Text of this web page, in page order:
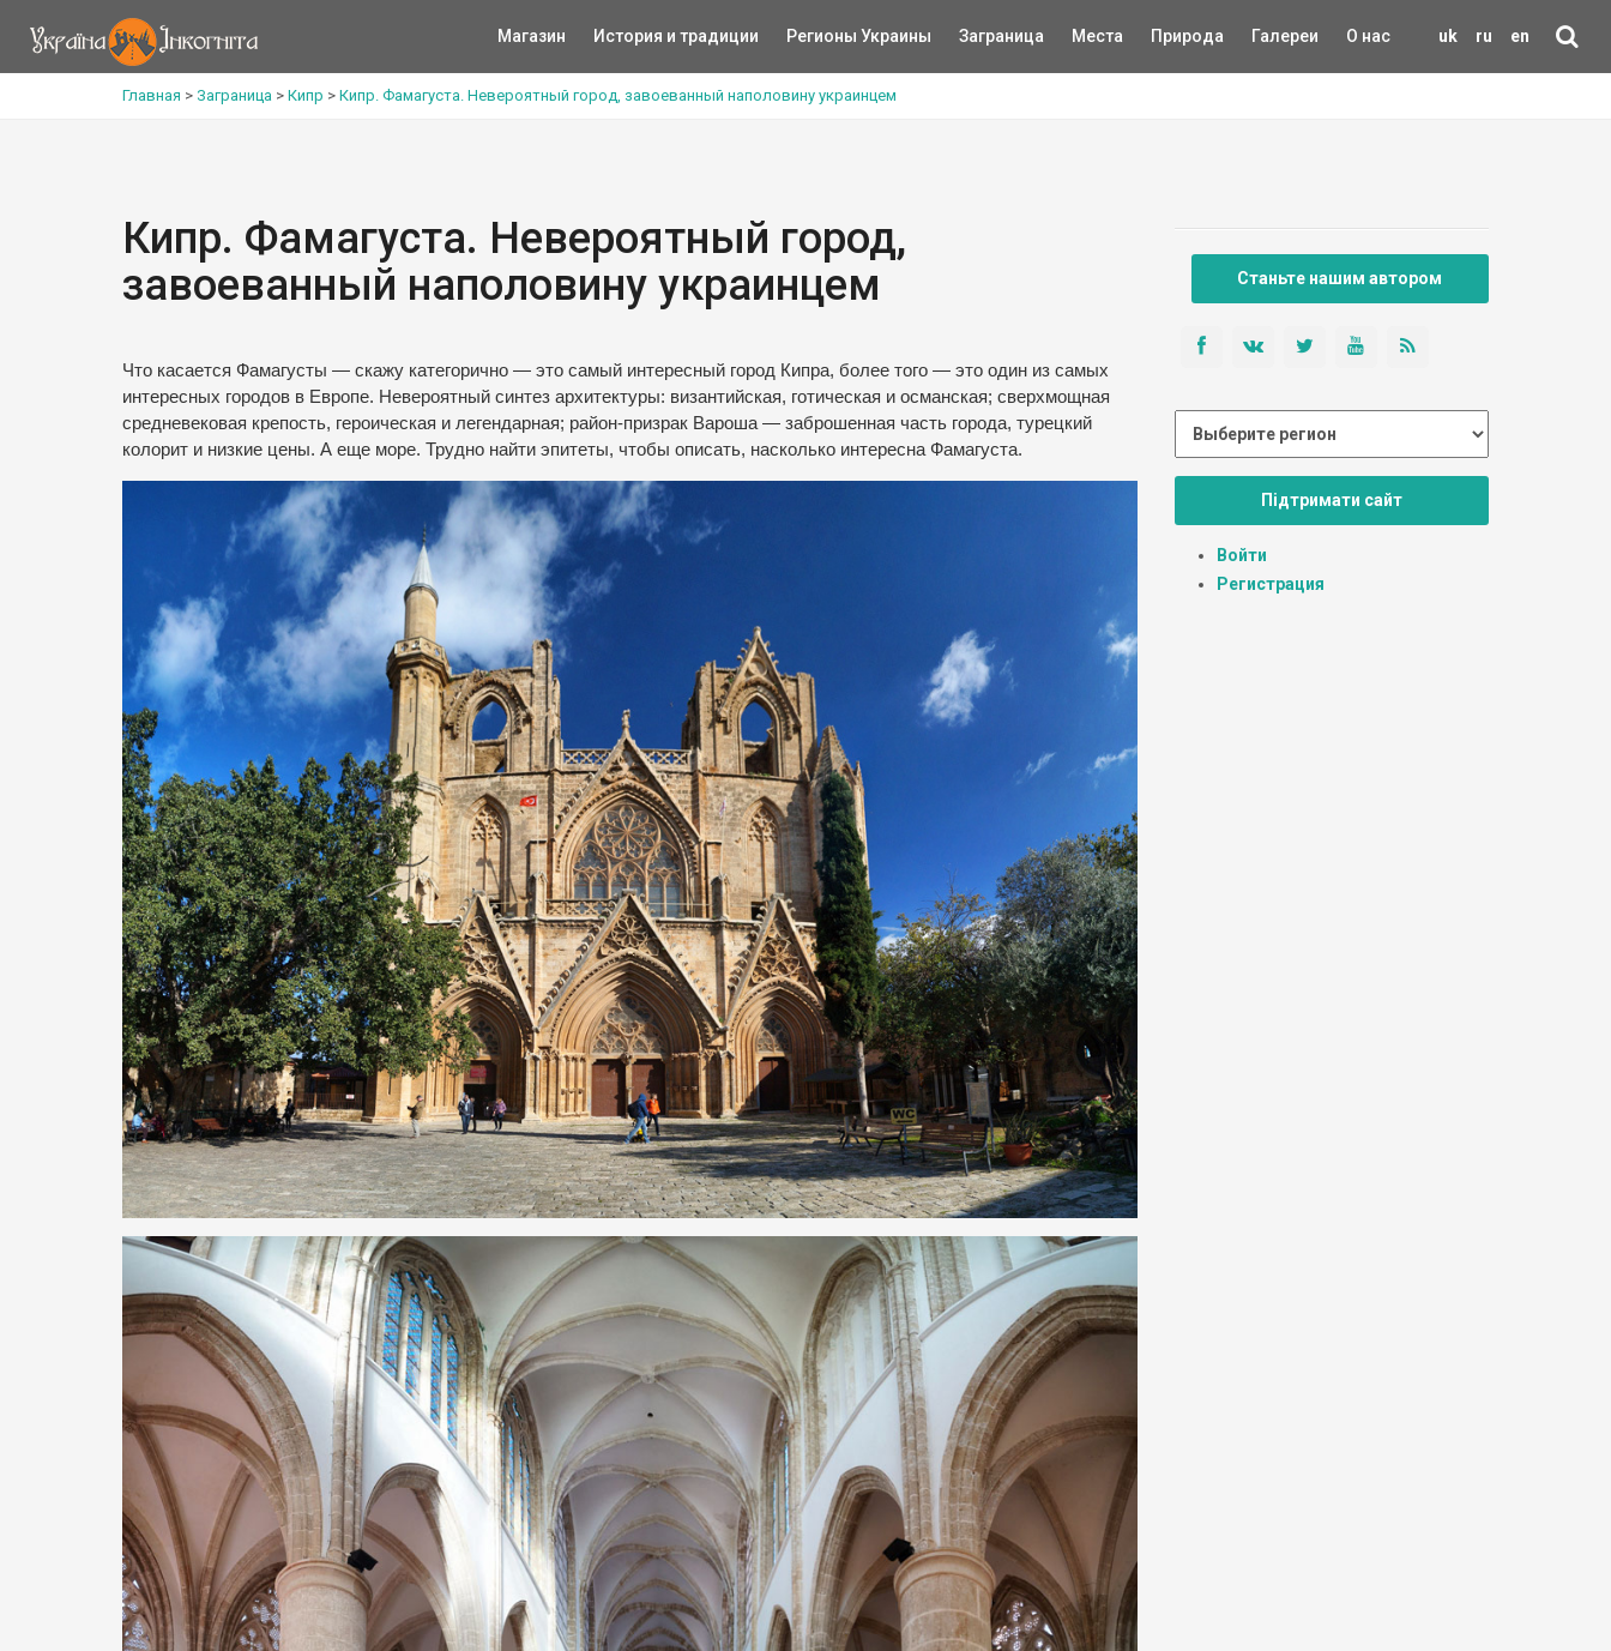
uk ru en
Магазин История и традиции Регионы Украины Заграница Места Природа Галереи О нас
Главная > Заграница > Кипр > Кипр. Фамагуста. Невероятный город, завоеванный наполовину украинцем
Кипр. Фамагуста. Невероятный город,
завоеванный наполовину украинцем
Что касается Фамагусты — скажу категорично — это самый интересный город Кипра, более того — это один из самых
интересных городов в Европе. Невероятный синтез архитектуры: византийская, готическая и османская; сверхмощная
средневековая крепость, героическая и легендарная; район-призрак Вароша — заброшенная часть города, турецкий
колорит и низкие цены. А еще море. Трудно найти эпитеты, чтобы описать, насколько интересна Фамагуста.
Станьте нашим автором
Підтримати сайт
Войти
Регистрация